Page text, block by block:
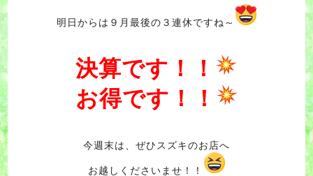
明日からは９月最後の３連休ですね～
決算です！！
お得です！！
今週末は、ぜひスズキのお店へ
お越しくださいませ！！